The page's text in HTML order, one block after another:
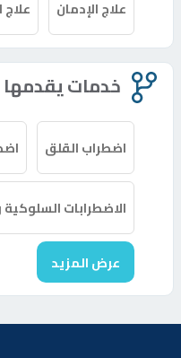
علاج الإدمان
خدمات يقدمها
اضطراب القلق
الاضطرابات السلوكية
عرض المزيد